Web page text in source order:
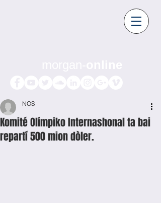
Komité Olímpiko Internashonal ta bai
repartí 500 mion dòler.
NOS